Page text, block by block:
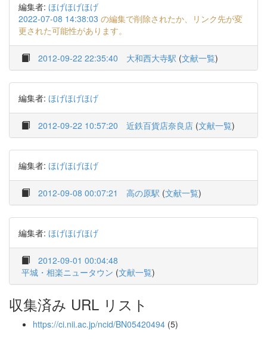
編集者: ほげほげほげ
2022-07-08 14:38:03 の編集で削除されたか、リンク先が変
更された可能性があります。
2012-09-22 22:35:40 大和西大寺駅 (文献一覧)
編集者: ほげほげほげ
2012-09-22 10:57:20 近鉄百貨店奈良店 (文献一覧)
編集者: ほげほげほげ
2012-09-08 00:07:21 高の原駅 (文献一覧)
編集者: ほげほげほげ
2012-09-01 00:04:48
平城・相楽ニュータウン (文献一覧)
収集済み URL リスト
https://ci.nii.ac.jp/ncid/BN05420494 (5)